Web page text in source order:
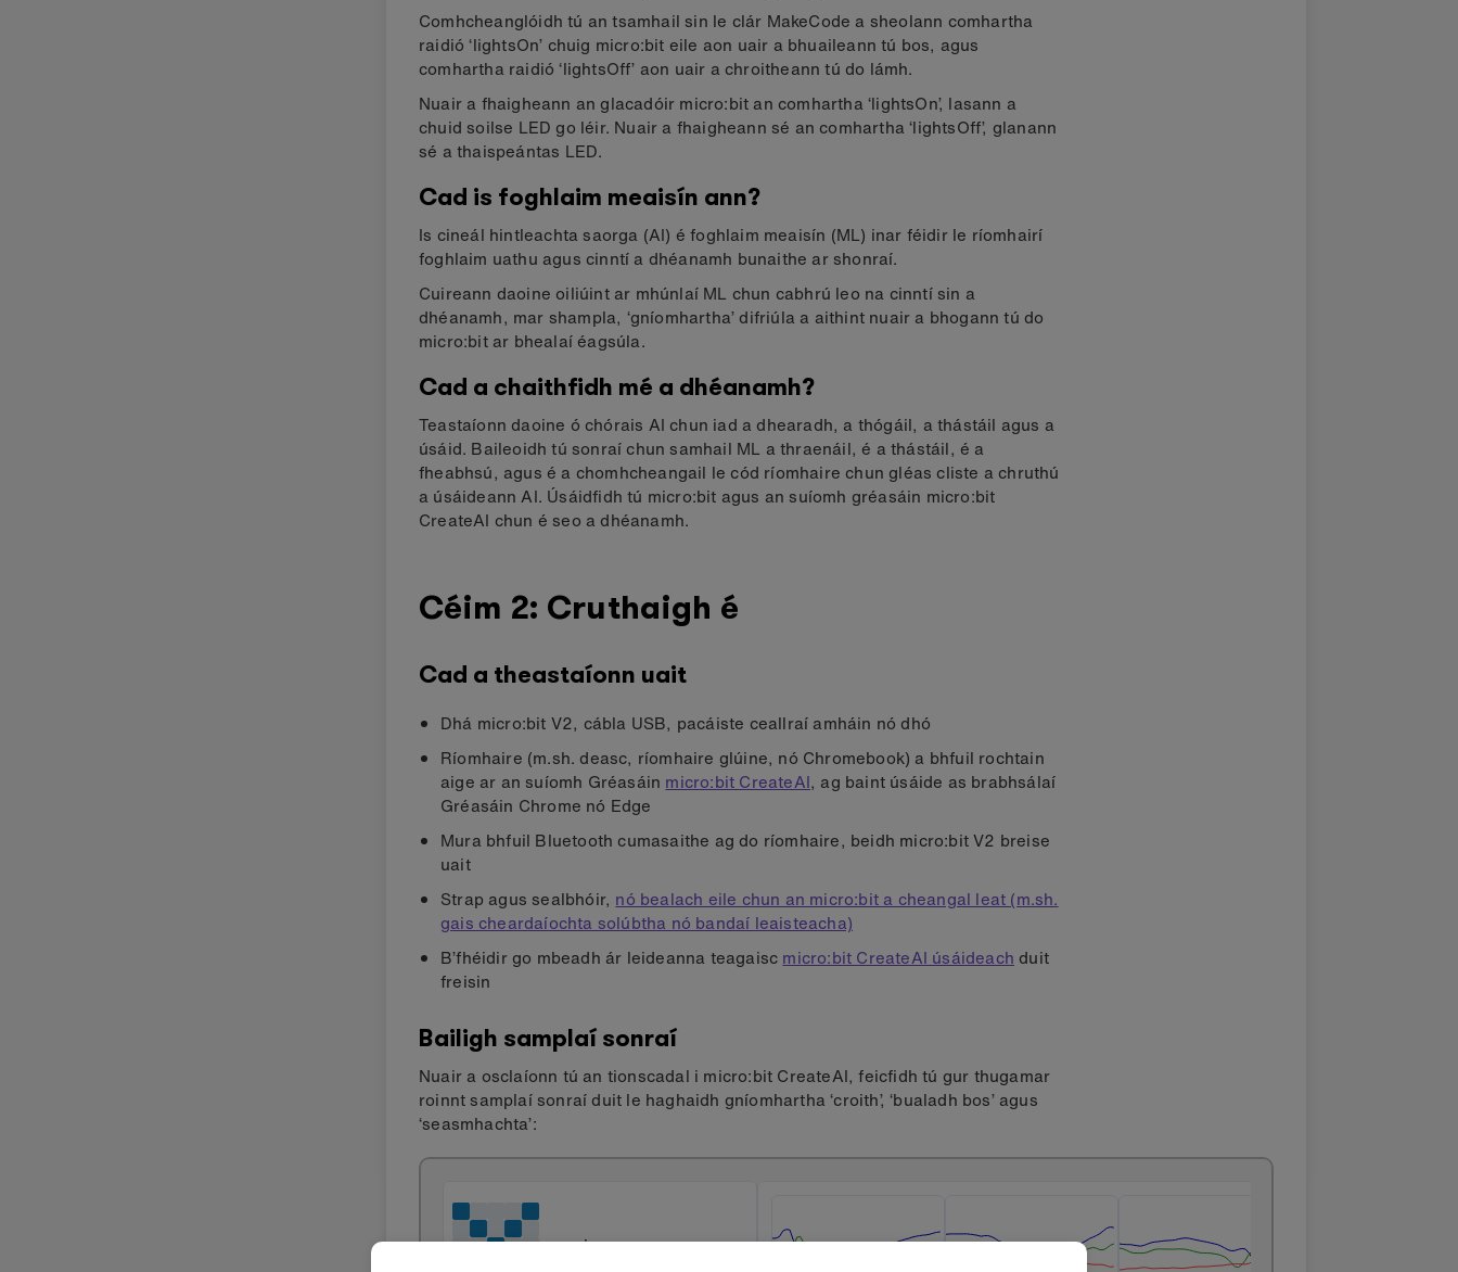
Comhcheanglóidh tú an tsamhail sin le clár MakeCode a sheolann comhartha
raidió ‘lightsOn’ chuig micro:bit eile aon uair a bhuaileann tú bos, agus
comhartha raidió ‘lightsOff’ aon uair a chroitheann tú do lámh.
Nuair a fhaigheann an glacadóir micro:bit an comhartha ‘lightsOn’, lasann a
chuid soilse LED go léir. Nuair a fhaigheann sé an comhartha ‘lightsOff’, glanann
sé a thaispeántas LED.
Cad is foghlaim meaisín ann?
Is cineál hintleachta saorga (AI) é foghlaim meaisín (ML) inar féidir le ríomhairí
foghlaim uathu agus cinntí a dhéanamh bunaithe ar shonraí.
Cuireann daoine oiliúint ar mhúnlaí ML chun cabhrú leo na cinntí sin a
dhéanamh, mar shampla, ‘gníomhartha’ difriúla a aithint nuair a bhogann tú do
micro:bit ar bhealaí éagsúla.
Cad a chaithfidh mé a dhéanamh?
Teastaíonn daoine ó chórais AI chun iad a dhearadh, a thógáil, a thástáil agus a
úsáid. Baileoidh tú sonraí chun samhail ML a thraenáil, é a thástáil, é a
fheabhsú, agus é a chomhcheangail le cód ríomhaire chun gléas cliste a chruthú
a úsáideann AI. Úsáidfidh tú micro:bit agus an suíomh gréasáin micro:bit
CreateAI chun é seo a dhéanamh.
Céim 2: Cruthaigh é
Cad a theastaíonn uait
Dhá micro:bit V2, cábla USB, pacáiste ceallraí amháin nó dhó
Ríomhaire (m.sh. deasc, ríomhaire glúine, nó Chromebook) a bhfuil rochtain
aige ar an suíomh Gréasáin micro:bit CreateAI, ag baint úsáide as brabhsálaí
Gréasáin Chrome nó Edge
Mura bhfuil Bluetooth cumasaithe ag do ríomhaire, beidh micro:bit V2 breise
uait
Strap agus sealbhóir, nó bealach eile chun an micro:bit a cheangal leat (m.sh.
gais cheardaíochta solúbtha nó bandaí leaisteacha)
B’fhéidir go mbeadh ár leideanna teagaisc micro:bit CreateAI úsáideach duit
freisin
Bailigh samplaí sonraí
Nuair a osclaíonn tú an tionscadal i micro:bit CreateAI, feicfidh tú gur thugamar
roinnt samplaí sonraí duit le haghaidh gníomhartha ‘croith’, ‘bualadh bos’ agus
‘seasmhachta’:
waving